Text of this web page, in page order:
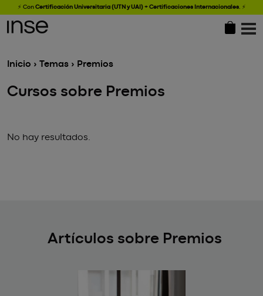
⚡ Con Certificación Universitaria (UTN y UAI) + Certificaciones Internacionales. ⚡
Inicio › Temas › Premios
Cursos sobre Premios
No hay resultados.
Artículos sobre Premios